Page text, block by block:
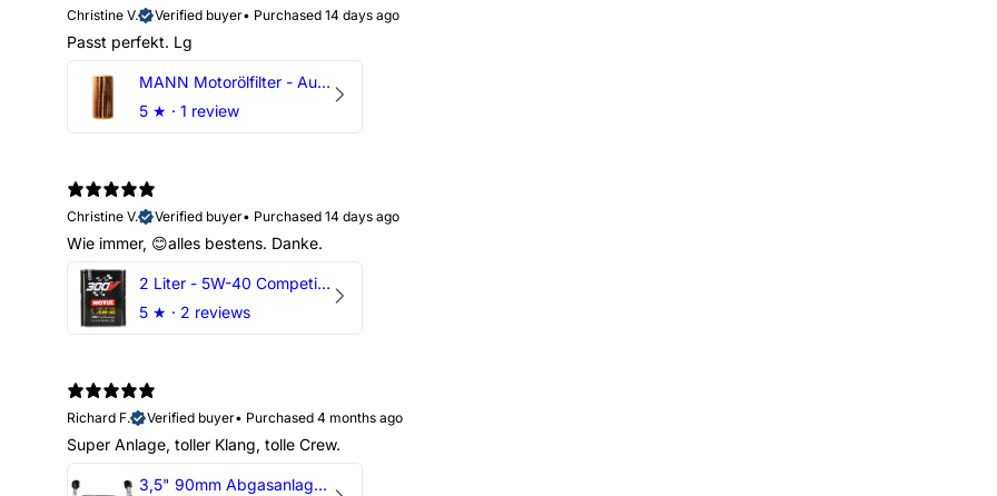
Christine V.
Verified buyer• Purchased 14 days ago
Passt perfekt. Lg
MANN Motorölfilter - Audi RS3 TTRS RSQ3 VZ5 - DAZ DNW
5 ★ · 1 review
Christine V.
Verified buyer• Purchased 14 days ago
Wie immer, 😊alles bestens. Danke.
2 Liter - 5W-40 Competition 300V Motul Motoröl
5 ★ · 2 reviews
Richard F.
Verified buyer• Purchased 4 months ago
Super Anlage, toller Klang, tolle Crew.
3,5" 90mm Abgasanlage AUDI RSQ3 DNWA 2.5 TFSI